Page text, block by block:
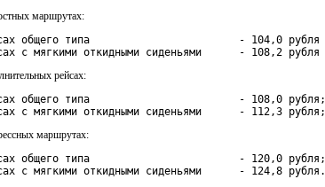
маршрутах:
общего типа                        - 104,0 рубля
с мягкими откидными сиденьями      - 108,2 рубля
рейсах:
общего типа                        - 108,0 рубля;
с мягкими откидными сиденьями      - 112,3 рубля;
маршрутах:
общего типа                        - 120,0 рубля;
с мягкими откидными сиденьями      - 124,8 рубля.